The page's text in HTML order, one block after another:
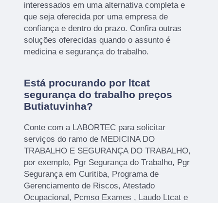
interessados em uma alternativa completa e
que seja oferecida por uma empresa de
confiança e dentro do prazo. Confira outras
soluções oferecidas quando o assunto é
medicina e segurança do trabalho.
Está procurando por ltcat
segurança do trabalho preços
Butiatuvinha?
Conte com a LABORTEC para solicitar
serviços do ramo de MEDICINA DO
TRABALHO E SEGURANÇA DO TRABALHO,
por exemplo, Pgr Segurança do Trabalho, Pgr
Segurança em Curitiba, Programa de
Gerenciamento de Riscos, Atestado
Ocupacional, Pcmso Exames , Laudo Ltcat e